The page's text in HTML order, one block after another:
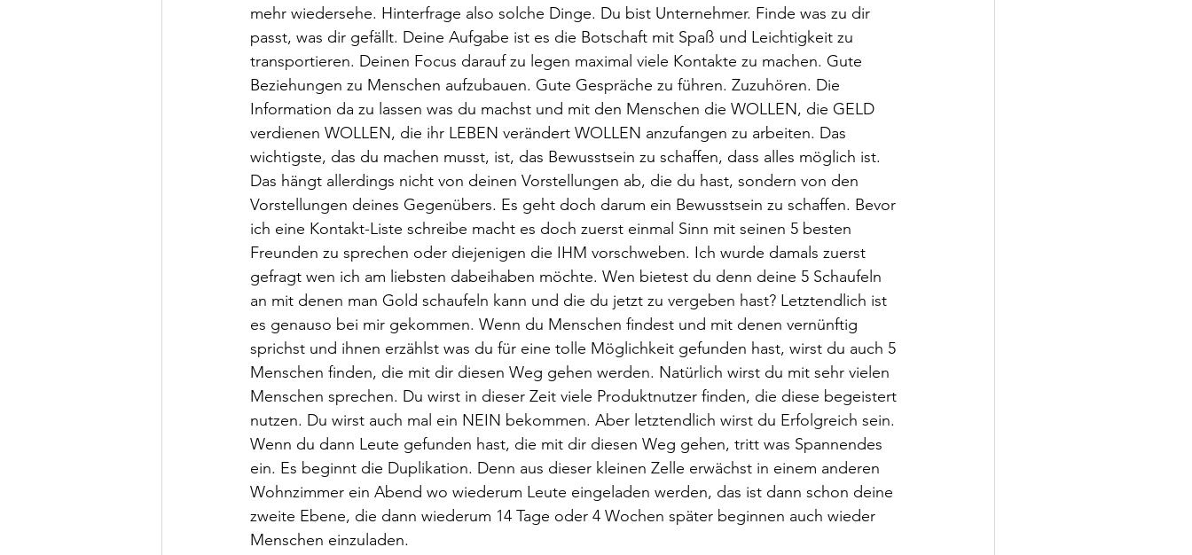
mehr wiedersehe. Hinterfrage also solche Dinge. Du bist Unternehmer. Finde was zu dir
passt, was dir gefällt. Deine Aufgabe ist es die Botschaft mit Spaß und Leichtigkeit zu
transportieren. Deinen Focus darauf zu legen maximal viele Kontakte zu machen. Gute
Beziehungen zu Menschen aufzubauen. Gute Gespräche zu führen. Zuzuhören. Die
Information da zu lassen was du machst und mit den Menschen die WOLLEN, die GELD
verdienen WOLLEN, die ihr LEBEN verändert WOLLEN anzufangen zu arbeiten. Das
wichtigste, das du machen musst, ist, das Bewusstsein zu schaffen, dass alles möglich ist.
Das hängt allerdings nicht von deinen Vorstellungen ab, die du hast, sondern von den
Vorstellungen deines Gegenübers. Es geht doch darum ein Bewusstsein zu schaffen. Bevor
ich eine Kontakt-Liste schreibe macht es doch zuerst einmal Sinn mit seinen 5 besten
Freunden zu sprechen oder diejenigen die IHM vorschweben. Ich wurde damals zuerst
gefragt wen ich am liebsten dabeihaben möchte. Wen bietest du denn deine 5 Schaufeln
an mit denen man Gold schaufeln kann und die du jetzt zu vergeben hast? Letztendlich ist
es genauso bei mir gekommen. Wenn du Menschen findest und mit denen vernünftig
sprichst und ihnen erzählst was du für eine tolle Möglichkeit gefunden hast, wirst du auch 5
Menschen finden, die mit dir diesen Weg gehen werden. Natürlich wirst du mit sehr vielen
Menschen sprechen. Du wirst in dieser Zeit viele Produktnutzer finden, die diese begeistert
nutzen. Du wirst auch mal ein NEIN bekommen. Aber letztendlich wirst du Erfolgreich sein.
Wenn du dann Leute gefunden hast, die mit dir diesen Weg gehen, tritt was Spannendes
ein. Es beginnt die Duplikation. Denn aus dieser kleinen Zelle erwächst in einem anderen
Wohnzimmer ein Abend wo wiederum Leute eingeladen werden, das ist dann schon deine
zweite Ebene, die dann wiederum 14 Tage oder 4 Wochen später beginnen auch wieder
Menschen einzuladen.